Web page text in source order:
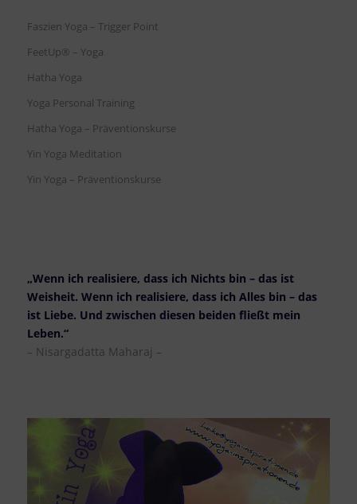
Faszien Yoga – Trigger Point
FeetUp® – Yoga
Hatha Yoga
Yoga Personal Training
Hatha Yoga – Präventionskurse
Yin Yoga Meditation
Yin Yoga – Präventionskurse
„Wenn ich realisiere, dass ich Nichts bin – das ist
Weisheit. Wenn ich realisiere, dass ich Alles bin – das
ist Liebe. Und zwischen diesen beiden fließt mein
Leben.“
– Nisargadatta Maharaj –